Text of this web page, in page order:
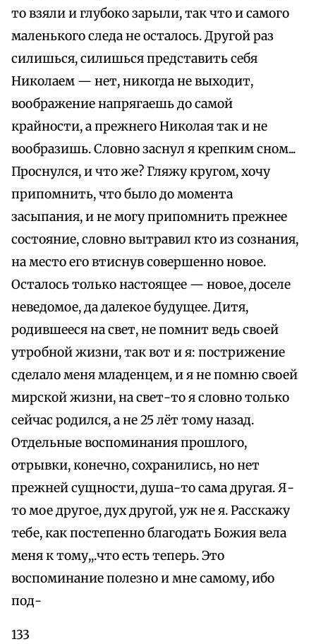
то взяли и глубоко зарыли, так что и самого
маленького следа не осталось. Другой раз
силишься, силишься представить себя
Николаем — нет, никогда не выходит,
воображение напрягаешь до самой
крайности, а прежнего Николая так и не
вообразишь. Словно заснул я крепким сном...
Проснулся, и что же? Гляжу кругом, хочу
припомнить, что было до момента
засыпания, и не могу припомнить прежнее
состояние, словно вытравил кто из сознания,
на место его втиснув совершенно новое.
Осталось только настоящее — новое, доселе
неведомое, да далекое будущее. Дитя,
родившееся на свет, не помнит ведь своей
утробной жизни, так вот и я: пострижение
сделало меня младенцем, и я не помню своей
мирской жизни, на свет-то я словно только
сейчас родился, а не 25 лёт тому назад.
Отдельные воспоминания прошлого,
отрывки, конечно, сохранились, но нет
прежней сущности, душа-то сама другая. Я-
то мое другое, дух другой, уж не я. Расскажу
тебе, как постепенно благодать Божия вела
меня к тому,,.что есть теперь. Это
воспоминание полезно и мне самому, ибо
под-
133